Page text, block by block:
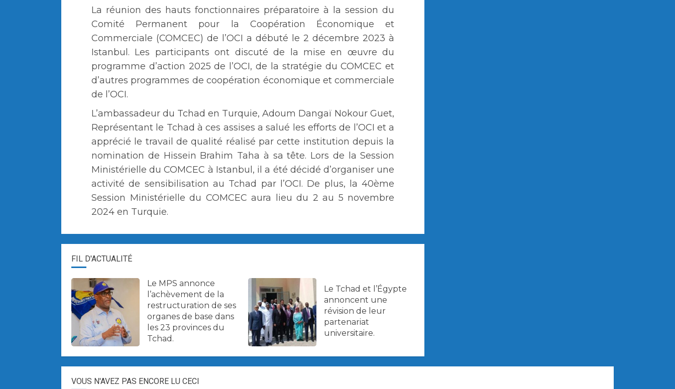
La réunion des hauts fonctionnaires préparatoire à la session du
Comité Permanent pour la Coopération Économique et
Commerciale (COMCEC) de l’OCI a débuté le 2 décembre 2023 à
Istanbul. Les participants ont discuté de la mise en œuvre du
programme d’action 2025 de l’OCI, de la stratégie du COMCEC et
d’autres programmes de coopération économique et commerciale
de l’OCI.
L’ambassadeur du Tchad en Turquie, Adoum Dangaï Nokour Guet,
Représentant le Tchad à ces assises a salué les efforts de l’OCI et a
apprécié le travail de qualité réalisé par cette institution depuis la
nomination de Hissein Brahim Taha à sa tête. Lors de la Session
Ministérielle du COMCEC à Istanbul, il a été décidé d’organiser une
activité de sensibilisation au Tchad par l’OCI. De plus, la 40ème
Session Ministérielle du COMCEC aura lieu du 2 au 5 novembre
2024 en Turquie.
FIL D'ACTUALITÉ
Le MPS annonce
l’achèvement de la
restructuration de ses
organes de base dans
les 23 provinces du
Tchad.
Le Tchad et l’Égypte
annoncent une
révision de leur
partenariat
universitaire.
VOUS N'AVEZ PAS ENCORE LU CECI